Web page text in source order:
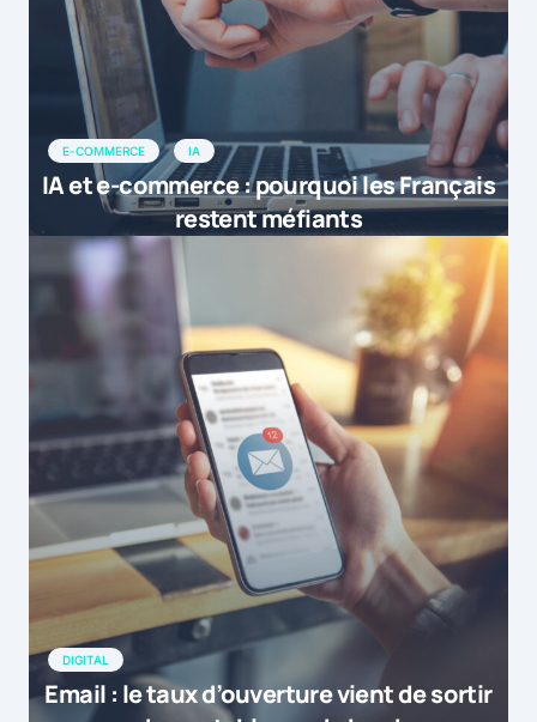
E-COMMERCE IA
IA et e-commerce : pourquoi les Français
restent méfiants
DIGITAL
Email : le taux d’ouverture vient de sortir